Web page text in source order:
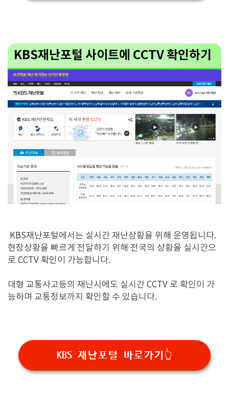
KBS재난포털 사이트에 CCTV 확인하기
KBS재난포털에서는 실시간 재난상황을 위해 운영됩니다.
현장상황을 빠르게 전달하기 위해 전국의 상황을 실시간으
로 CCTV 확인이 가능합니다.
대형 교통사고등의 재난시에도 실시간 CCTV 로 확인이 가
능하며 교통정보까지 확인할 수 있습니다.
KBS 재난포털 바로가기👆